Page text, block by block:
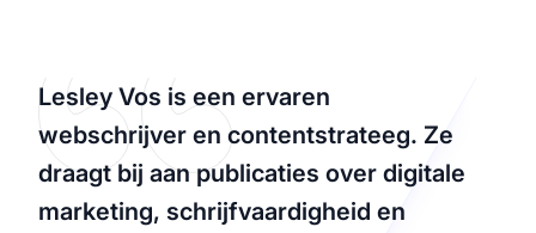
Lesley Vos is een ervaren
webschrijver en contentstrateeg. Ze
draagt bij aan publicaties over digitale
marketing, schrijfvaardigheid en